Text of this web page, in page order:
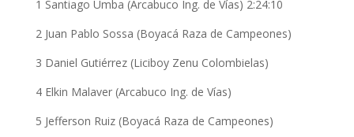
1 Santiago Umba (Arcabuco Ing. de Vías) 2:24:10
2 Juan Pablo Sossa (Boyacá Raza de Campeones)
3 Daniel Gutiérrez (Liciboy Zenu Colombielas)
4 Elkin Malaver (Arcabuco Ing. de Vías)
5 Jefferson Ruiz (Boyacá Raza de Campeones)